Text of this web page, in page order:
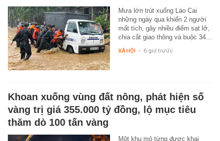
Mưa lớn trút xuống Lào Cai
những ngày qua khiến 2 người
mất tích, gây nhiều điểm sạt lở,
chia cắt giao thông và buộc 34…
XÃ HỘI - 6 giờ trước
Khoan xuống vùng đất nông, phát hiện số
vàng trị giá 355.000 tỷ đồng, lộ mục tiêu
thăm dò 100 tấn vàng
Một khu mỏ từng được khai